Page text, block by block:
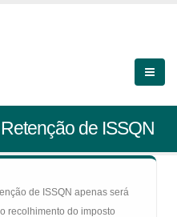
de ISSQN
de ISSQN apenas será
recolhimento do imposto